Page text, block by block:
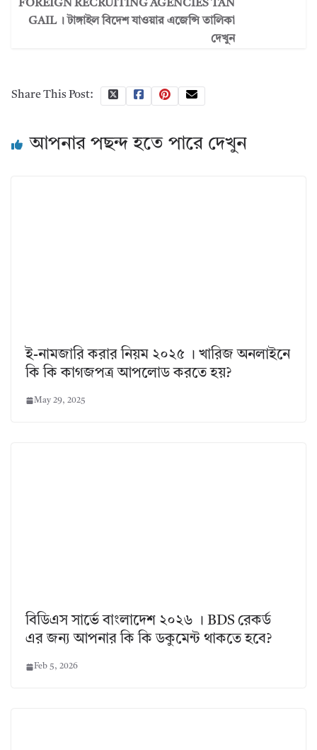
FOREIGN RECRUITING AGENCIES TAN
GAIL । টাঙ্গাইল বিদেশ যাওয়ার এজেন্সি তালিকা
দেখুন
Share This Post:
আপনার পছন্দ হতে পারে দেখুন
ই-নামজারি করার নিয়ম ২০২৫ । খারিজ অনলাইনে
কি কি কাগজপত্র আপলোড করতে হয়?
May 29, 2025
বিডিএস সার্ভে বাংলাদেশ ২০২৬ । BDS রেকর্ড
এর জন্য আপনার কি কি ডকুমেন্ট থাকতে হবে?
Feb 5, 2026